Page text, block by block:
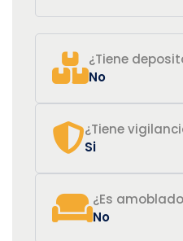
¿Tiene
No
¿Tiene
Si
¿Es
No